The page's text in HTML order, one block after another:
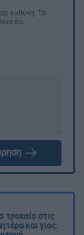
ευθύνη. Το
θα
τροχαίο στις
και γιος: